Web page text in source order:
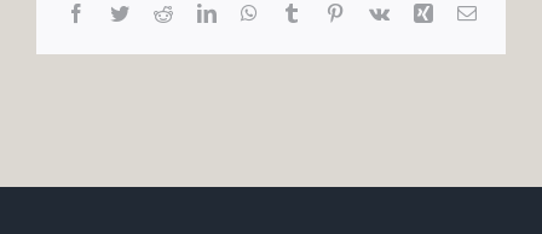
Facebook
TwitterRedditLinkedInWhatsApp
TumblrPinterest
Vk Xing Email